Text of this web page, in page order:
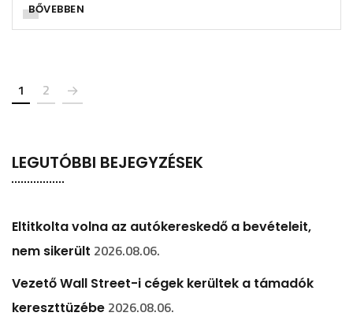
BŐVEBBEN
1 2
LEGUTÓBBI BEJEGYZÉSEK
Eltitkolta volna az autókereskedő a bevételeit,
nem sikerült 2026.08.06.
Vezető Wall Street-i cégek kerültek a támadók
kereszttüzébe 2026.08.06.